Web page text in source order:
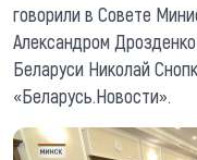
говорили в Совете
Александром
Беларуси Николай
«Беларусь.Новости».